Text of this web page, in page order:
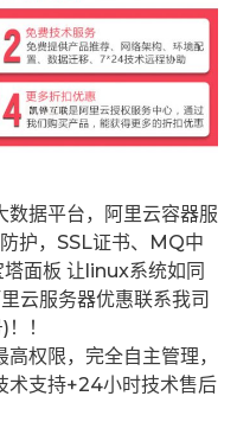
数据平台，阿里云容器服
护，SSL证书、MQ中
面板 让 linux系统如同
云服务器优惠联系我司
！
权限，完全自主管理，
术支持+24小时技术售后